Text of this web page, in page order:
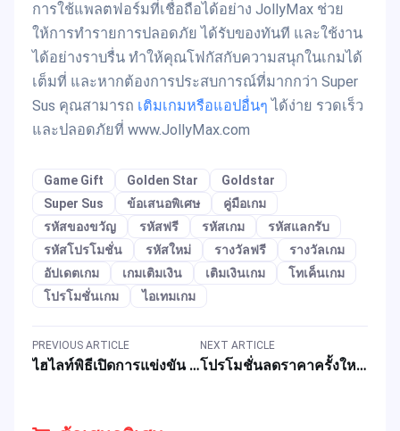
การใช้แพลตฟอร์มที่เชื่อถือได้อย่าง JollyMax ช่วย
ให้การทำรายการปลอดภัย ได้รับของทันที และใช้งาน
ได้อย่างราบรื่น ทำให้คุณโฟกัสกับความสนุกในเกมได้
เต็มที่ และหากต้องการประสบการณ์ที่มากกว่า Super
Sus คุณสามารถ เติมเกมหรือแอปอื่นๆ ได้ง่าย รวดเร็ว
และปลอดภัยที่ www.JollyMax.com
Game Gift Golden Star
Goldstar
Super Sus
ข้อเสนอพิเศษ
คู่มือเกม
รหัสของขวัญ
รหัสฟรี รหัสเกม
รหัสแลกรับ
รหัสโปรโมชั่น
รหัสใหม่ รางวัลฟรี
รางวัลเกม
อัปเดตเกม
เกมเติมเงิน เติมเงินเกม
โทเค็นเกม
โปรโมชั่นเกม
ไอเทมเกม
PREVIOUS ARTICLE
ไฮไลท์พิธีเปิดการแข่งขัน MLBB M7 World Championship
NEXT ARTICLE
โปรโมชั่นลดราคาครั้งใหญ่สำหรับเกม MLBB: สกินฟรีและส่วนลดการเติมเงิน